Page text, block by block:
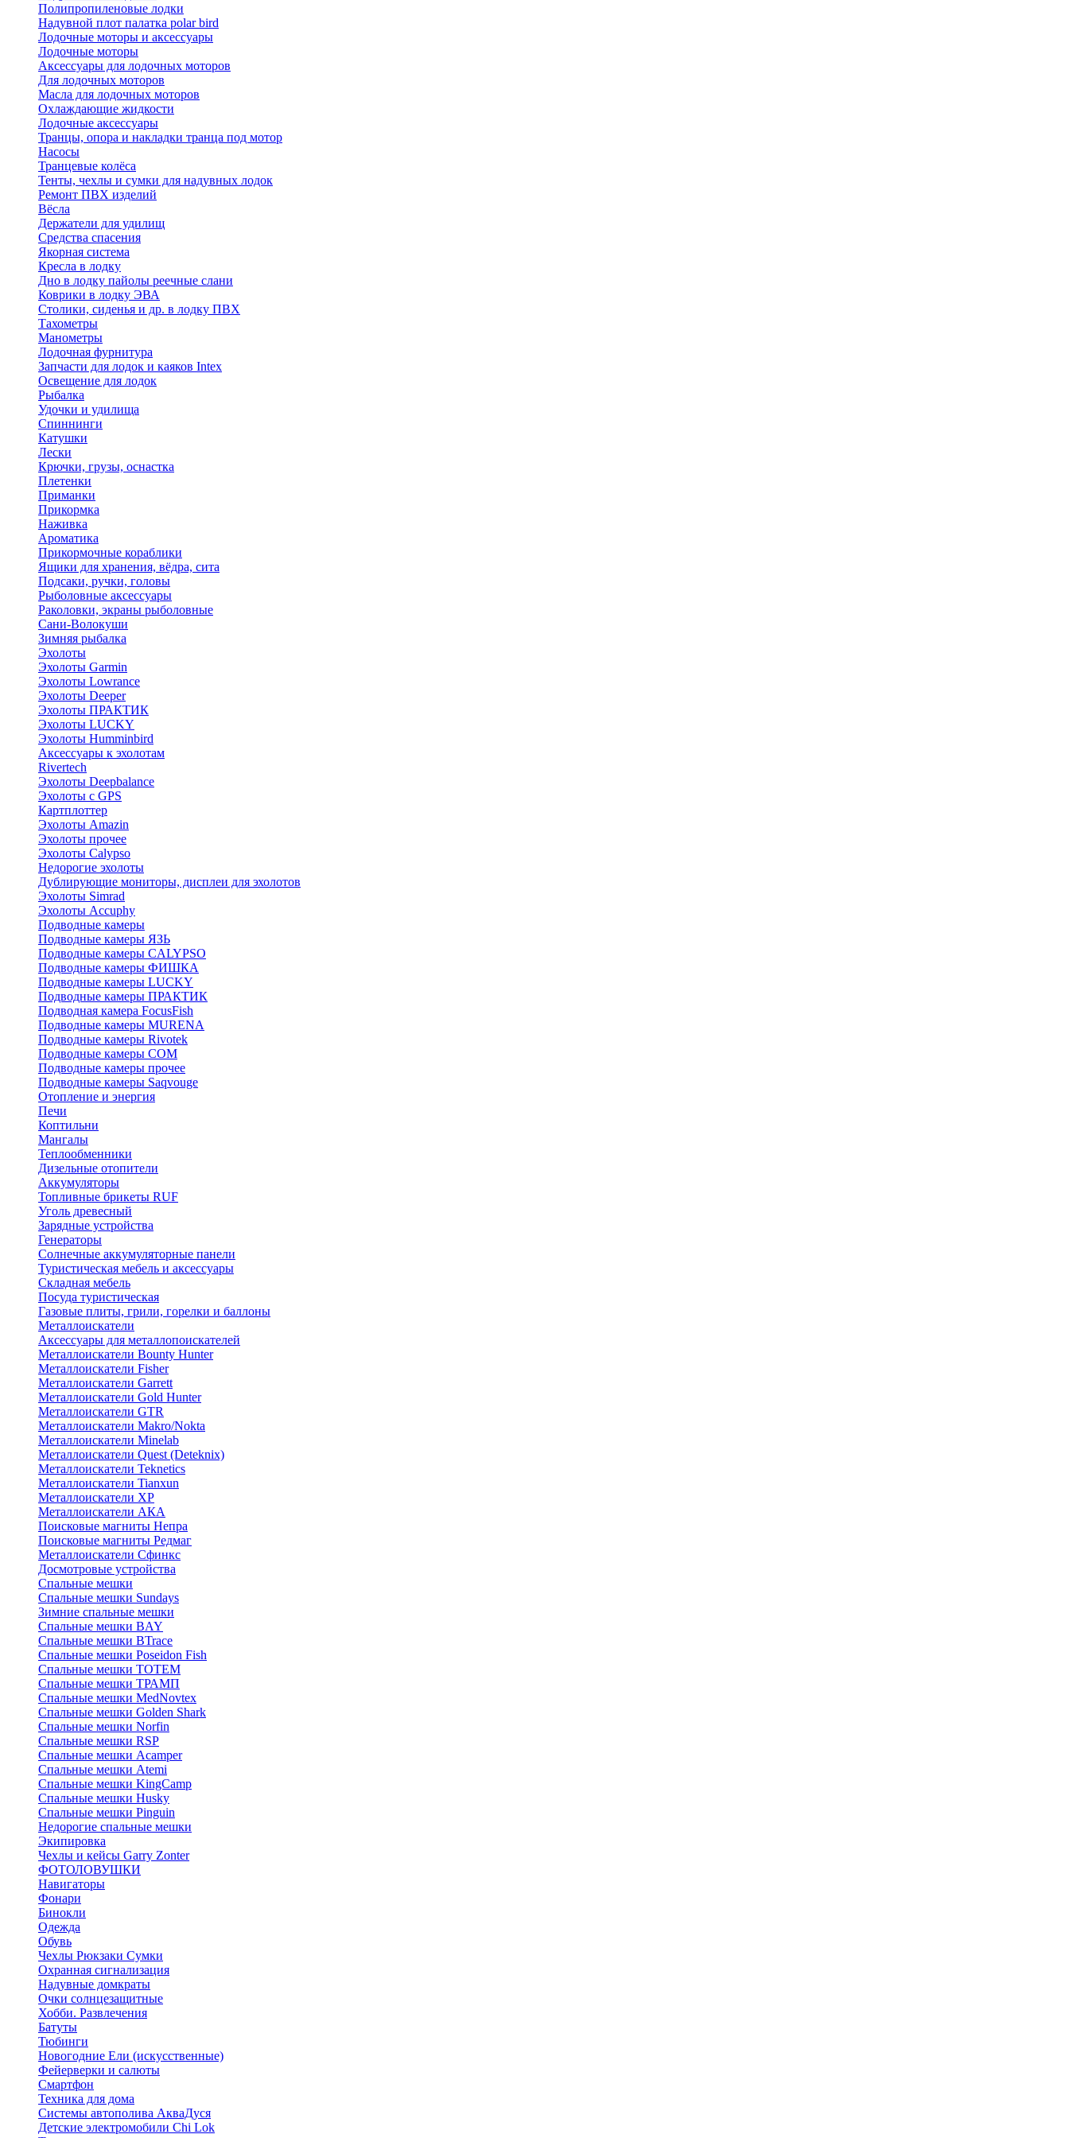
Полипропиленовые лодки
Надувной плот палатка polar bird
Лодочные моторы и аксессуары
Лодочные моторы
Аксессуары для лодочных моторов
Для лодочных моторов
Масла для лодочных моторов
Охлаждающие жидкости
Лодочные аксессуары
Транцы, опора и накладки транца под мотор
Насосы
Транцевые колёса
Тенты, чехлы и сумки для надувных лодок
Ремонт ПВХ изделий
Вёсла
Держатели для удилищ
Средства спасения
Якорная система
Кресла в лодку
Дно в лодку пайолы реечные слани
Коврики в лодку ЭВА
Столики, сиденья и др. в лодку ПВХ
Тахометры
Манометры
Лодочная фурнитура
Запчасти для лодок и каяков Intex
Освещение для лодок
Рыбалка
Удочки и удилища
Спиннинги
Катушки
Лески
Крючки, грузы, оснастка
Плетенки
Приманки
Прикормка
Наживка
Ароматика
Прикормочные кораблики
Ящики для хранения, вёдра, сита
Подсаки, ручки, головы
Рыболовные аксессуары
Раколовки, экраны рыболовные
Сани-Волокуши
Зимняя рыбалка
Эхолоты
Эхолоты Garmin
Эхолоты Lowrance
Эхолоты Deeper
Эхолоты ПРАКТИК
Эхолоты LUCKY
Эхолоты Humminbird
Аксессуары к эхолотам
Rivertech
Эхолоты Deepbalance
Эхолоты с GPS
Картплоттер
Эхолоты Amazin
Эхолоты прочее
Эхолоты Calypso
Недорогие эхолоты
Дублирующие мониторы, дисплеи для эхолотов
Эхолоты Simrad
Эхолоты Accuphy
Подводные камеры
Подводные камеры ЯЗЬ
Подводные камеры CALYPSO
Подводные камеры ФИШКА
Подводные камеры LUCKY
Подводные камеры ПРАКТИК
Подводная камера FocusFish
Подводные камеры MURENA
Подводные камеры Rivotek
Подводные камеры СОМ
Подводные камеры прочее
Подводные камеры Saqvouge
Отопление и энергия
Печи
Коптильни
Мангалы
Теплообменники
Дизельные отопители
Аккумуляторы
Топливные брикеты RUF
Уголь древесный
Зарядные устройства
Генераторы
Солнечные аккумуляторные панели
Туристическая мебель и аксессуары
Складная мебель
Посуда туристическая
Газовые плиты, грили, горелки и баллоны
Металлоискатели
Аксессуары для металлопоискателей
Металлоискатели Bounty Hunter
Металлоискатели Fisher
Металлоискатели Garrett
Металлоискатели Gold Hunter
Металлоискатели GTR
Металлоискатели Makro/Nokta
Металлоискатели Minelab
Металлоискатели Quest (Deteknix)
Металлоискатели Teknetics
Металлоискатели Tianxun
Металлоискатели XP
Металлоискатели АКА
Поисковые магниты Непра
Поисковые магниты Редмаг
Металлоискатели Сфинкс
Досмотровые устройства
Спальные мешки
Спальные мешки Sundays
Зимние спальные мешки
Спальные мешки BAY
Спальные мешки BTrace
Спальные мешки Poseidon Fish
Спальные мешки ТОТЕМ
Спальные мешки ТРАМП
Cпальные мешки MedNovtex
Спальные мешки Golden Shark
Спальные мешки Norfin
Спальные мешки RSP
Спальные мешки Acamper
Спальные мешки Atemi
Спальные мешки KingCamp
Спальные мешки Husky
Спальные мешки Pinguin
Недорогие спальные мешки
Экипировка
Чехлы и кейсы Garry Zonter
ФОТОЛОВУШКИ
Навигаторы
Фонари
Бинокли
Одежда
Обувь
Чехлы Рюкзаки Сумки
Охранная сигнализация
Надувные домкраты
Очки солнцезащитные
Хобби. Развлечения
Батуты
Тюбинги
Новогодние Ели (искусственные)
Фейерверки и салюты
Смартфон
Техника для дома
Системы автополива АкваДуся
Детские электромобили Chi Lok